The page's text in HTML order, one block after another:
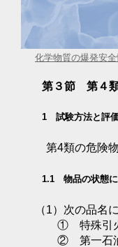
化学物質の爆発安
第３節 第４
1 試験方法と評
第4類の危険物
1.1 物品の状態に
（1）次の品名
① 特殊引
② 第一石